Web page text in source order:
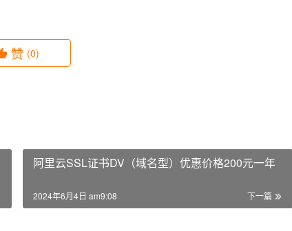
赞 (0)
阿里云SSL证书DV（域名型）优惠价格200元一年
下一篇
2024年6月4日 am9:08